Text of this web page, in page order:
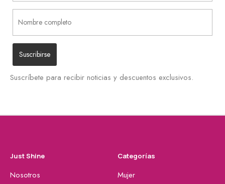
Suscríbete para recibir noticias y descuentos exclusivos.
Just Shine
Nosotros
Categorías
Mujer